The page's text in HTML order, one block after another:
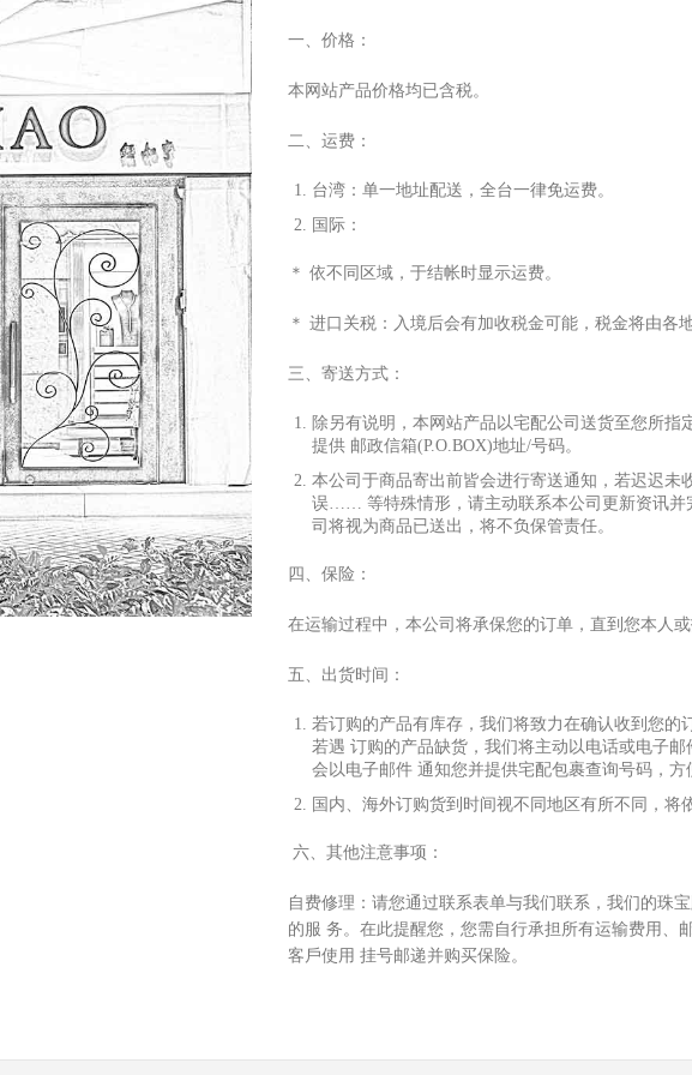
一、价格：
本网站产品价格均已含税。
二、运费：
台湾：单⼀地址配送，全台⼀律免运费。
国际：
＊ 依不同区域，于结帐时显⽰运费。
＊ 进⼝ 关税： ⼊境后会有加收税⾦可能，税⾦将由各
三、寄送⽅式：
除另有说明，本网站产品以宅配公司送货⾄您所指
提供 邮政信箱(P.O.BOX)地址/号码。
本公司于商品寄出前皆会进⾏寄送通知，若迟迟未
误…… 等特殊情形，请主动联系本公司更新资讯并
司将视为商品已送出，将不负保管责任。
四、保险：
在运输过程中，本公司将承保您的订单，直到您本 ⼈
五、出货时间：
若订购的产品有库存，我们将致⼒在确认收到您的
若遇 订购的产品缺货，我们将主动以电话或电⼦邮
会以电⼦邮件 通知您并提供宅配包裹查询号码， ⽅
国内、海外订购货到时间视不同地区有所不同，将
六、其他注意事项：
⾃ 费修理：请您通过联系表单与我们联系，我们的珠
的服 务。在此提醒您，您需⾃⾏承担所有运输费⽤ 、
客 ⼾使⽤ 挂号邮递并购买保险。